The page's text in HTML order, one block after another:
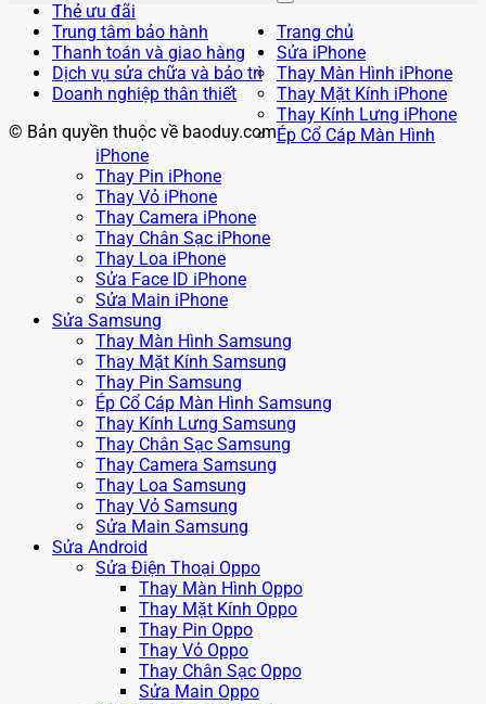
Thẻ ưu đãi
Trung tâm bảo hành
Thanh toán và giao hàng
Dịch vụ sửa chữa và bảo trì
Doanh nghiệp thân thiết
© Bản quyền thuộc về baoduy.com
Trang chủ
Sửa iPhone
Thay Màn Hình iPhone
Thay Mặt Kính iPhone
Thay Kính Lưng iPhone
Ép Cổ Cáp Màn Hình
iPhone
Thay Pin iPhone
Thay Vỏ iPhone
Thay Camera iPhone
Thay Chân Sạc iPhone
Thay Loa iPhone
Sửa Face ID iPhone
Sửa Main iPhone
Sửa Samsung
Thay Màn Hình Samsung
Thay Mặt Kính Samsung
Thay Pin Samsung
Ép Cổ Cáp Màn Hình Samsung
Thay Kính Lưng Samsung
Thay Chân Sạc Samsung
Thay Camera Samsung
Thay Loa Samsung
Thay Vỏ Samsung
Sửa Main Samsung
Sửa Android
Sửa Điện Thoại Oppo
Thay Màn Hình Oppo
Thay Mặt Kính Oppo
Thay Pin Oppo
Thay Vỏ Oppo
Thay Chân Sạc Oppo
Sửa Main Oppo